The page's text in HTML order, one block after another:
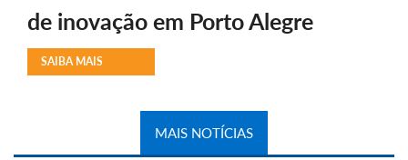
de inovação em Porto Alegre
SAIBA MAIS
MAIS NOTÍCIAS